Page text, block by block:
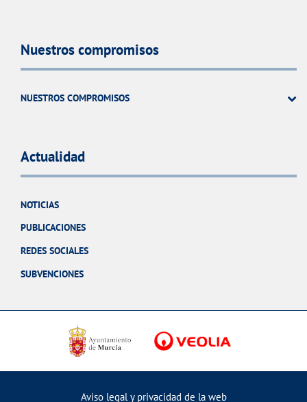
Nuestros compromisos
NUESTROS COMPROMISOS
Actualidad
NOTICIAS
PUBLICACIONES
REDES SOCIALES
SUBVENCIONES
Aviso legal y privacidad de la web